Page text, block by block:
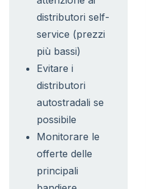
distributori self-
service (prezzi
più bassi)
Evitare i
distributori
autostradali se
possibile
Monitorare le
offerte delle
principali